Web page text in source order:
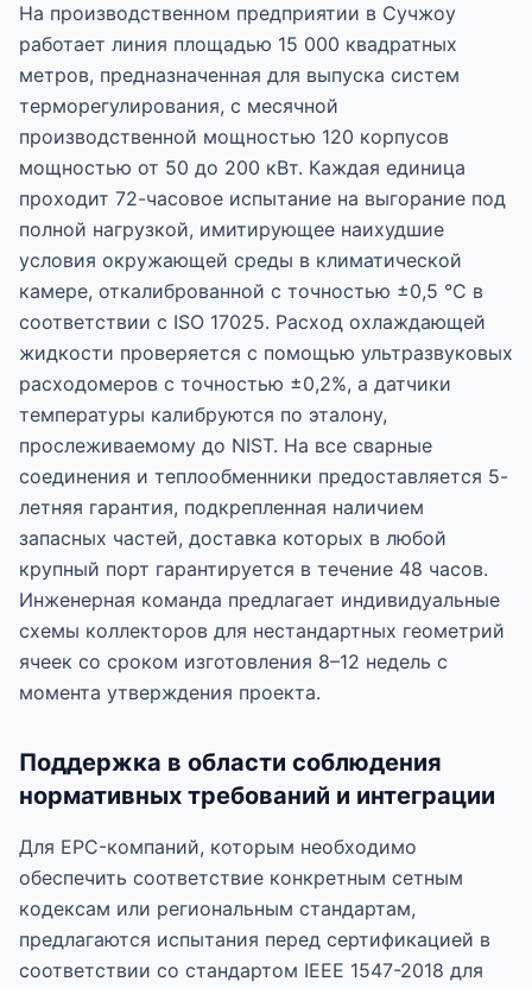
На производственном предприятии в Сучжоу
работает линия площадью 15 000 квадратных
метров, предназначенная для выпуска систем
терморегулирования, с месячной
производственной мощностью 120 корпусов
мощностью от 50 до 200 кВт. Каждая единица
проходит 72-часовое испытание на выгорание под
полной нагрузкой, имитирующее наихудшие
условия окружающей среды в климатической
камере, откалиброванной с точностью ±0,5 °C в
соответствии с ISO 17025. Расход охлаждающей
жидкости проверяется с помощью ультразвуковых
расходомеров с точностью ±0,2%, а датчики
температуры калибруются по эталону,
прослеживаемому до NIST. На все сварные
соединения и теплообменники предоставляется 5-
летняя гарантия, подкрепленная наличием
запасных частей, доставка которых в любой
крупный порт гарантируется в течение 48 часов.
Инженерная команда предлагает индивидуальные
схемы коллекторов для нестандартных геометрий
ячеек со сроком изготовления 8–12 недель с
момента утверждения проекта.
Поддержка в области соблюдения
нормативных требований и интеграции
Для EPC-компаний, которым необходимо
обеспечить соответствие конкретным сетным
кодексам или региональным стандартам,
предлагаются испытания перед сертификацией в
соответствии со стандартом IEEE 1547-2018 для